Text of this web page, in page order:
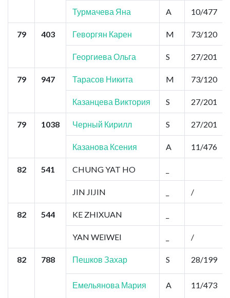
Турмачева Яна A 10/477
79 403 Геворгян Карен M 73/120
Георгиева Ольга S 27/201
79 947 Тарасов Никита M 73/120
Казанцева Виктория S 27/201
79 1038 Черный Кирилл S 27/201
Казанова Ксения A 11/476
82 541 CHUNG YAT HO
JIN JIJIN /
82 544 KE ZHIXUAN
YAN WEIWEI /
82 788 Пешков Захар S 28/199
Емельянова Мария A 11/473